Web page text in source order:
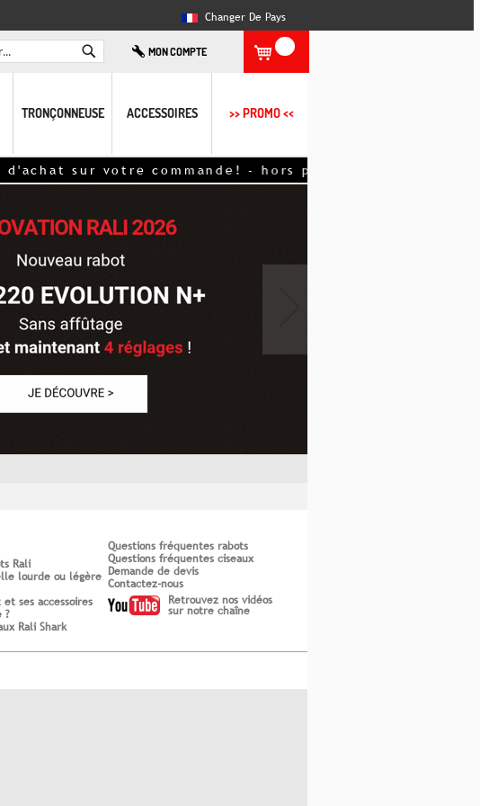
Changer De Pays
Rechercher
MON COMPTE
TRONÇONNEUSE ACCESSOIRES >> PROMO <<
sur votre commande! - hors promotions - déduits
Rali
lourde ou légère
et ses accessoires
?
Rali Shark
Questions fréquentes rabots
Questions fréquentes ciseaux
Demande de devis
Contactez-nous
Retrouvez nos vidéos
sur notre chaîne